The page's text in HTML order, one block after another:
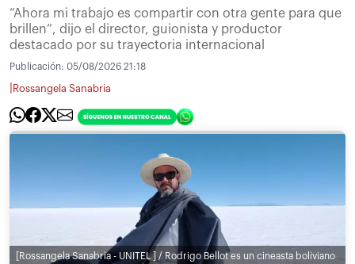
“Ahora mi trabajo es compartir con otra gente para que
brillen”, dijo el director, guionista y productor
destacado por su trayectoria internacional
Publicación: 05/08/2026 21:18
Rossangela Sanabria
[Rossangela Sanabria - UNITEL ] / Rodrigo Bellot es un cineasta boliviano